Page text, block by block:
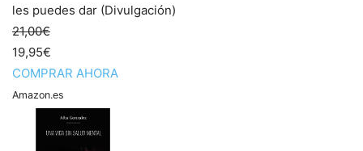
les puedes dar (Divulgación)
21,00€
19,95€
COMPRAR AHORA
Amazon.es